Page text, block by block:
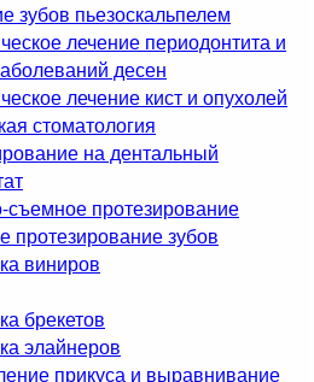
зубов пьезоскальпелем
лечение периодонтита и
десен
лечение кист и опухолей
стоматология
на дентальный
съемное протезирование
протезирование зубов
виниров
брекетов
элайнеров
прикуса и выравнивание